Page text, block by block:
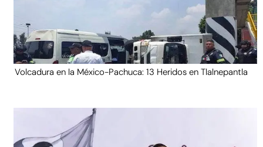
Volcadura en la México-Pachuca: 13 Heridos en Tlalnepantla